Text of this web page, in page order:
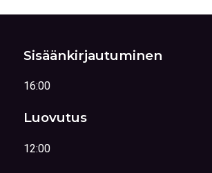
Sisäänkirjautuminen
16:00
Luovutus
12:00